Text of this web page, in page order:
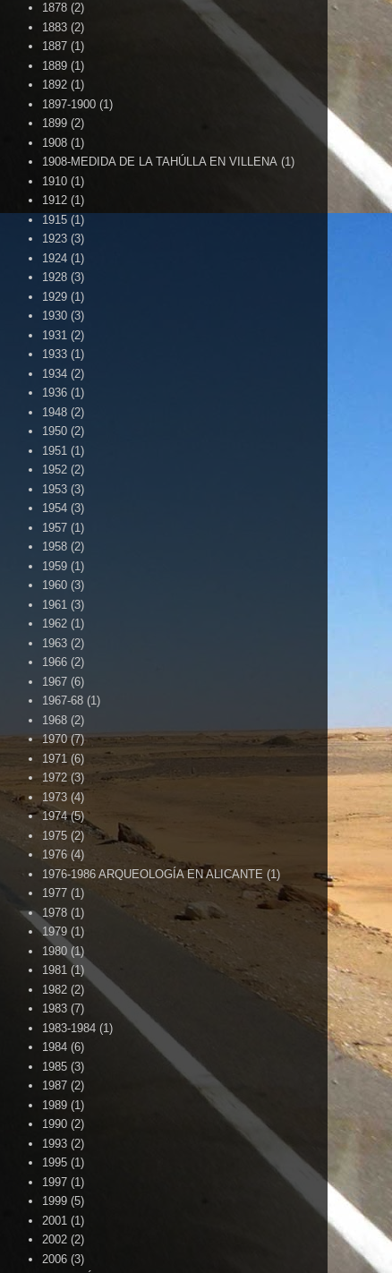
1878 (2)
1883 (2)
1887 (1)
1889 (1)
1892 (1)
1897-1900 (1)
1899 (2)
1908 (1)
1908-MEDIDA DE LA TAHÚLLA EN VILLENA (1)
1910 (1)
1912 (1)
1915 (1)
1923 (3)
1924 (1)
1928 (3)
1929 (1)
1930 (3)
1931 (2)
1933 (1)
1934 (2)
1936 (1)
1948 (2)
1950 (2)
1951 (1)
1952 (2)
1953 (3)
1954 (3)
1957 (1)
1958 (2)
1959 (1)
1960 (3)
1961 (3)
1962 (1)
1963 (2)
1966 (2)
1967 (6)
1967-68 (1)
1968 (2)
1970 (7)
1971 (6)
1972 (3)
1973 (4)
1974 (5)
1975 (2)
1976 (4)
1976-1986 ARQUEOLOGÍA EN ALICANTE (1)
1977 (1)
1978 (1)
1979 (1)
1980 (1)
1981 (1)
1982 (2)
1983 (7)
1983-1984 (1)
1984 (6)
1985 (3)
1987 (2)
1989 (1)
1990 (2)
1993 (2)
1995 (1)
1997 (1)
1999 (5)
2001 (1)
2002 (2)
2006 (3)